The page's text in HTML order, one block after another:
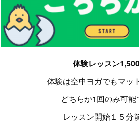
体験レッスン
体験は空中ヨガでもマッ
どちらか1回のみ可能
レッスン開始１５分